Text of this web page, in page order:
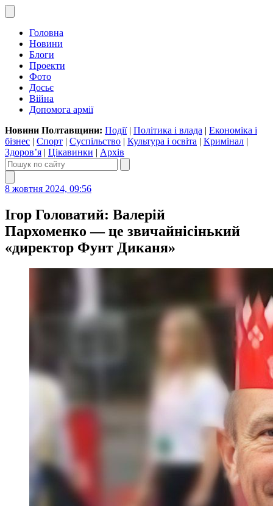
Головна
Новини
Блоги
Проекти
Фото
Досьє
Війна
Допомога армії
Новини Полтавщини: Події| Політика і влада | Економіка і
бізнес | Спорт | Суспільство | Культура і освіта | Кримінал |
Здоров’я | Цікавинки | Архів
8 жовтня 2024, 09:56
Ігор Головатий: Валерій
Пархоменко — це звичайнісінький
«директор Фунт Диканя»